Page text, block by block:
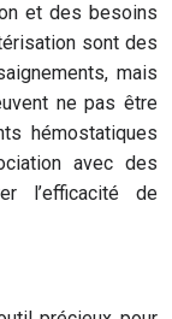
et des besoins
sont des
mais
ne pas être
hémostatiques
avec des
l’efficacité de